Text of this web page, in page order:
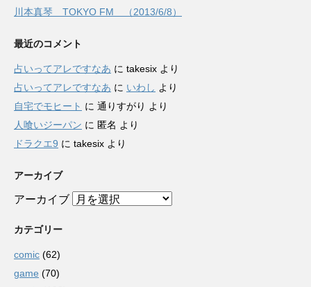
川本真琴 TOKYO FM （2013/6/8）
最近のコメント
占いってアレですなあ に takesix より
占いってアレですなあ に いわし より
自宅でモヒート に 通りすがり より
人喰いジーパン に 匿名 より
ドラクエ9 に takesix より
アーカイブ
アーカイブ
カテゴリー
comic (62)
game (70)